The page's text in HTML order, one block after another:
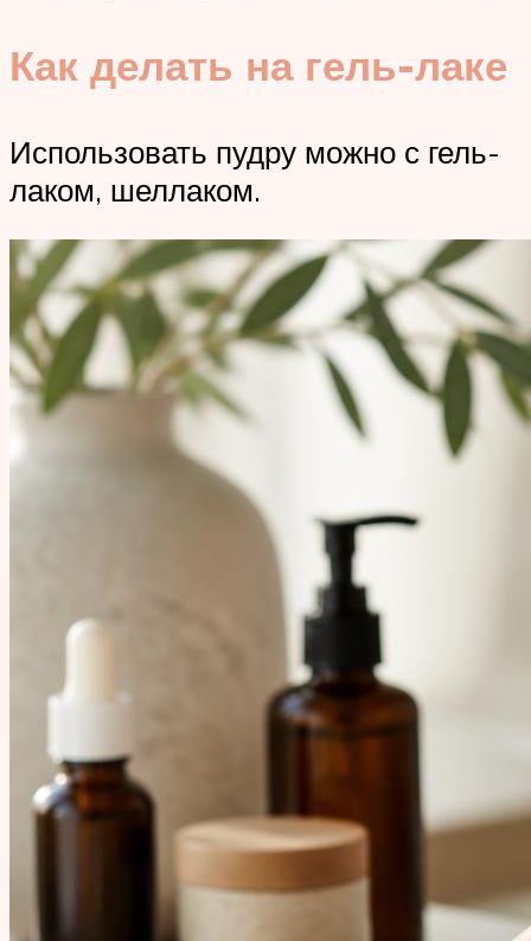
Как делать на гель-лаке
Использовать пудру можно с гель-
лаком, шеллаком.